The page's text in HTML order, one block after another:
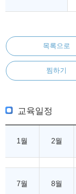
목록으로
찜하기
교육일정
1월 2월
7월 8월